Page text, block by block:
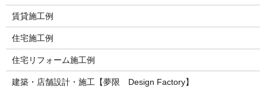
賃貸施工例
住宅施工例
住宅リフォーム施工例
建築・店舗設計・施工【夢限 Design Factory】